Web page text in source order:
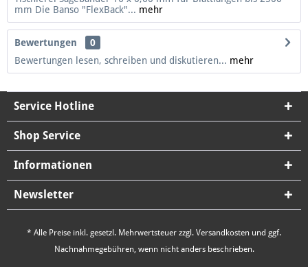
mm Die Banso "FlexBack"... mehr
Bewertungen
0
Bewertungen lesen, schreiben und diskutieren... mehr
Service Hotline
Shop Service
Informationen
Newsletter
* Alle Preise inkl. gesetzl. Mehrwertsteuer zzgl. Versandkosten und ggf.
Nachnahmegebühren, wenn nicht anders beschrieben.